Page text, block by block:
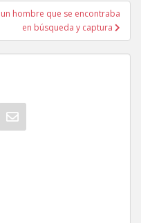
hombre que se encontraba
en búsqueda y captura